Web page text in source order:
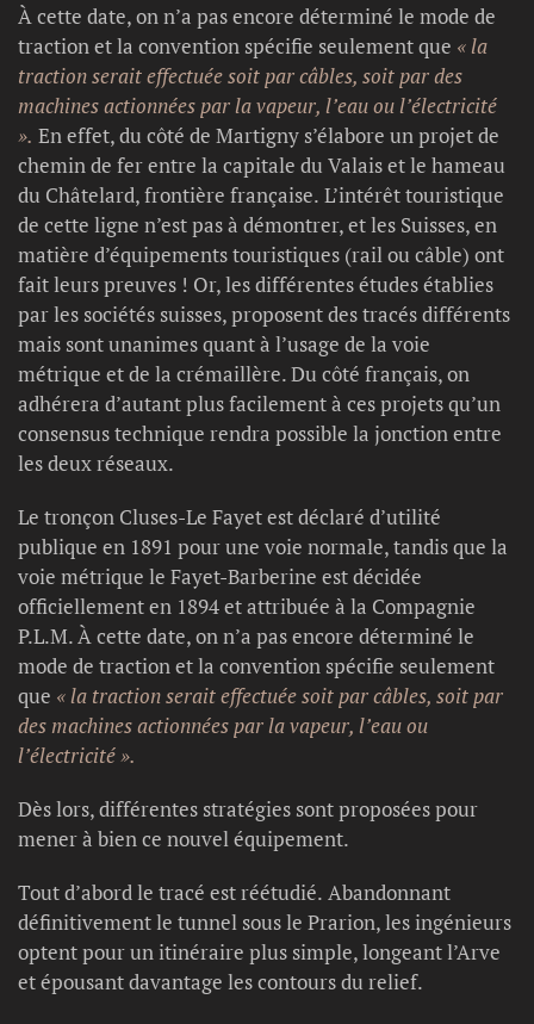
À cette date, on n’a pas encore déterminé le mode de
traction et la convention spécifie seulement que « la
traction serait effectuée soit par câbles, soit par des
machines actionnées par la vapeur, l’eau ou l’électricité
». En effet, du côté de Martigny s’élabore un projet de
chemin de fer entre la capitale du Valais et le hameau
du Châtelard, frontière française. L’intérêt touristique
de cette ligne n’est pas à démontrer, et les Suisses, en
matière d’équipements touristiques (rail ou câble) ont
fait leurs preuves ! Or, les différentes études établies
par les sociétés suisses, proposent des tracés différents
mais sont unanimes quant à l’usage de la voie
métrique et de la crémaillère. Du côté français, on
adhérera d’autant plus facilement à ces projets qu’un
consensus technique rendra possible la jonction entre
les deux réseaux.
Le tronçon Cluses-Le Fayet est déclaré d’utilité
publique en 1891 pour une voie normale, tandis que la
voie métrique le Fayet-Barberine est décidée
officiellement en 1894 et attribuée à la Compagnie
P.L.M. À cette date, on n’a pas encore déterminé le
mode de traction et la convention spécifie seulement
que « la traction serait effectuée soit par câbles, soit par
des machines actionnées par la vapeur, l’eau ou
l’électricité ».
Dès lors, différentes stratégies sont proposées pour
mener à bien ce nouvel équipement.
Tout d’abord le tracé est réétudié. Abandonnant
définitivement le tunnel sous le Prarion, les ingénieurs
optent pour un itinéraire plus simple, longeant l’Arve
et épousant davantage les contours du relief.